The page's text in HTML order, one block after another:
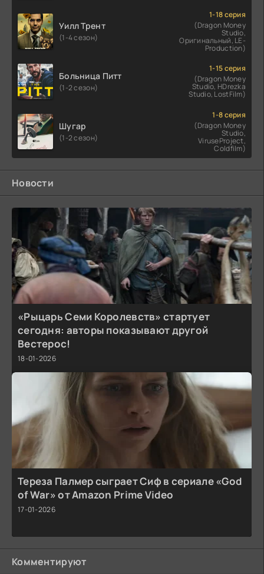
Уилл Трент
(1-4 сезон)
1-18 серия
(Dragon Money
Studio,
Оригинальный, LE-
Production)
Больница Питт
(1-2 сезон)
1-15 серия
(Dragon Money
Studio, HDrezka
Studio, LostFilm)
Шугар
(1-2 сезон)
1-8 серия
(Dragon Money
Studio,
ViruseProject,
Coldfilm)
Новости
«Рыцарь Семи Королевств» стартует
сегодня: авторы показывают другой
Вестерос!
18-01-2026
Тереза Палмер сыграет Сиф в сериале «God
of War» от Amazon Prime Video
17-01-2026
Комментируют